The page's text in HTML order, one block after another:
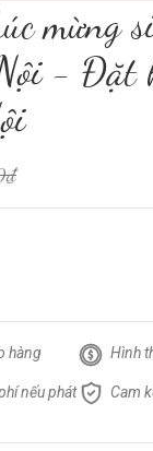
mừng
- Đặt
hàng Hình
nếu phát
Cam